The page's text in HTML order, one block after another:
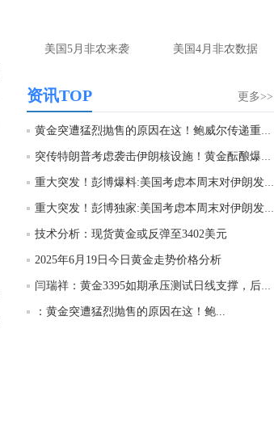
徐文婷：
时指导， 关注老师财经号主页：
http://mp.cnfol.com/user/58676
匿名网友-中金在线手机网：止损多少 老师
徐文婷： 7美金
度。70一50？。
徐文婷： 带上止损博弈，实时指导， 关注老
师财经号主页：http://mp.cnfol.com/user/58676
匿名网友-中金在线手机网：
老师好，金现在
美国5月非农来袭 美国4月非农数据
更多>>
资讯TOP
黄金突遭猛烈抛售的原因在这！鲍威尔传递重要信...
突传特朗普考虑袭击伊朗核设施！黄金酝酿爆发 F...
重大突发！彭博爆料:美国考虑本周末对伊朗发动...
重大突发！彭博独家:美国考虑本周末对伊朗发动...
技术分析：现货黄金或反弹至3402美元
2025年6月19日今日黄金走势价格分析
闫瑞祥：黄金3395如期承压测试日线支撑，后续关...
：黄金突遭猛烈抛售的原因在这！鲍...